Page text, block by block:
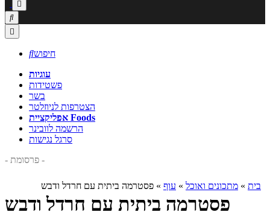



חיפוש
עוגיות
פשטידות
בשר
הצטרפות לניוזלטר
אפליקציית Foods
הרשמה לוובינר
סרגל נגישות
- פרסומת -
בית » מתכונים ואוכל » עוף » פסטרמה ביתית עם חרדל ודבש
פסטרמה ביתית עם חרדל ודבש